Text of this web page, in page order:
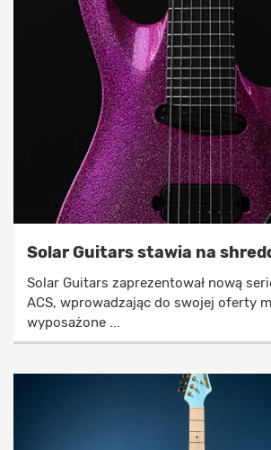
Solar Guitars stawia na
Solar Guitars zaprezentował nową
ACS, wprowadzając do swojej oferty
wyposażone ...